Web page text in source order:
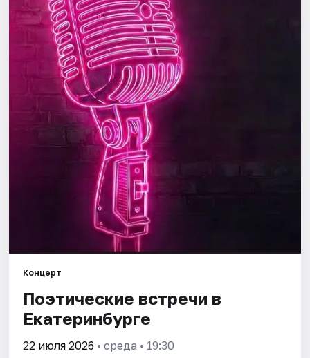
Города
Площадки
Артисты
Концерт
Поэтические встречи в
Екатеринбурге
22 июля 2026 • среда • 19:30